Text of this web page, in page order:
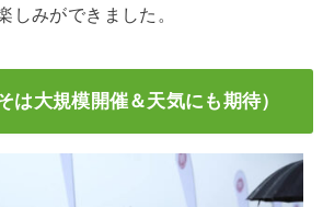
しみができました。
は大規模開催＆天気にも期待）